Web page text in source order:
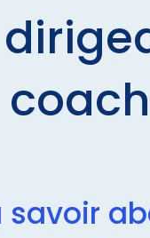
savoir